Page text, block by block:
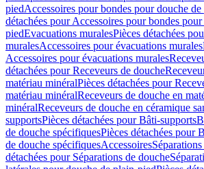
piedAccessoires pour bondes pour douche
détachées pour Accessoires pour bondes
piedEvacuations muralesPièces détachées
muralesAccessoires pour évacuations murales
Accessoires pour évacuations murales
détachées pour Receveurs de douche
matériau minéralPièces détachées pour
matériau minéralReceveurs de douche en
minéralReceveurs de douche en céramique
supportsPièces détachées pour Bâti-supports
de douche spécifiquesPièces détachées pour
de douche spécifiquesAccessoires
détachées pour Séparations de douche